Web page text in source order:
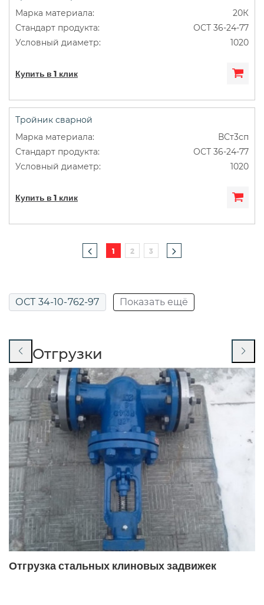
20К
ОСТ 36-24-77
1020
Купить в 1 клик
Тройник сварной
ВСт3сп
ОСТ 36-24-77
1020
Купить в 1 клик
1 2 3
ОСТ 34-10-762-97 Показать ещё
Отгрузки
Отгрузка стальных клиновых задвижек